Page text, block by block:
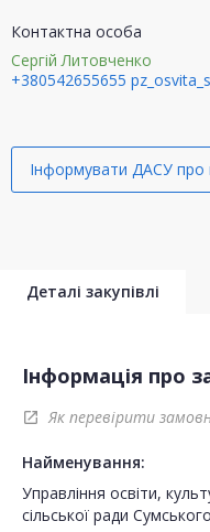
Контактна особа
Сергій Литовченко
+380542655655
Інформувати ДАСУ про
Деталі закупівлі
Інформація про
open_in_new Як перевірити
Найменування:
Управління освіти,
сільської ради